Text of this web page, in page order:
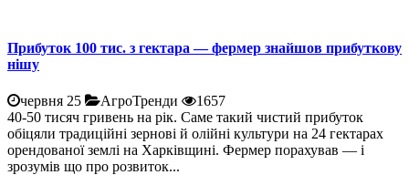
Прибуток 100 тис. з гектара — фермер знайшов прибуткову
нішу
червня 25 АгроТренди
1657
40-50 тисяч гривень на рік. Саме такий чистий прибуток
обіцяли традиційні зернові й олійні культури на 24 гектарах
орендованої землі на Харківщині. Фермер порахував — і
зрозумів що про розвиток...